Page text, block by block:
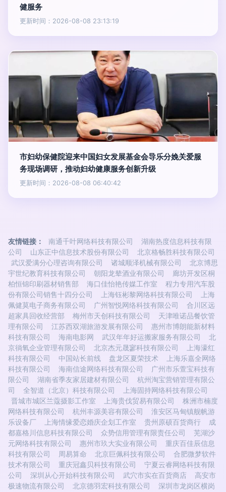
健服务
更新时间：2026-08-08 23:13:19
市妇幼保健院迎来中国妇女发展基金会导乐分娩关爱服
务现场调研，推动妇幼健康服务创新升级
更新时间：2026-08-08 06:40:42
友情链接： 南通千叶网络科技有限公司
湖南热度信息科技有限
公司
山东正中信息技术股份有限公司
北京格畅胜科技有限公司
武汉爱满分心理咨询有限公司
诸城顺泽机械有限公司
北京博思
宇世纪教育科技有限公司
朝阳龙辇酒业有限公司
廊坊开发区桐
柏恒锦印刷器材销售部
海口佳怡艳传媒工作室
程力专用汽车股
份有限公司销售十四分公司
上海钰彬黎网络科技有限公司
上海
佩健莫电子商务有限公司
广州智悦网络科技有限公司
合川区远
超家具回收经营部
梅州市天创科技有限公司
天津唯诺品餐饮管
理有限公司
江苏西双湖旅游发展有限公司
惠州市博朗能新材料
科技有限公司
海南电影网 武汉年年好运搬家服务有限公司
北
京徜氧企业管理有限公司
北京杰元晟寥科技有限公司
上海濠红
科技有限公司
中国站长前线 盘龙区夏荣技术
上海乐嘉全网络
科技有限公司
海南信途网络科技有限公司
广州市乐萱宝科技有
限公司
湖南省季友家居建材有限公司
杭州淘宝营销管理有限公
司
全智道（北京）科技有限公司
上海固持网络科技有限公司
晋城市城区兰蔻摄影工作室
上海贵伐贸易有限公司
株洲市楠度
网络科技有限公司
杭州丰源美容有限公司
淮安区马甸镇舰帆游
乐设备厂
上海情缘爱恋婚庆企划工作室 贵州原硕百货商行
成
都嘉格川信息科技有限公司
众势信用管理有限责任公司
芜湖沙
元网络科技有限公司
惠州市玖大实业有限公司
重庆百佳辰信息
科技有限公司
周易算命 北京巨佩科技有限公司
合肥微梦软件
技术有限公司
重庆冠鑫贝科技有限公司
宁夏云睿网络科技有限
公司
深圳从心开始科技有限公司 武穴市实在百货商店
高安市
极速物流有限公司
北京德羽宏科技有限公司 深圳市龙岗区横岗